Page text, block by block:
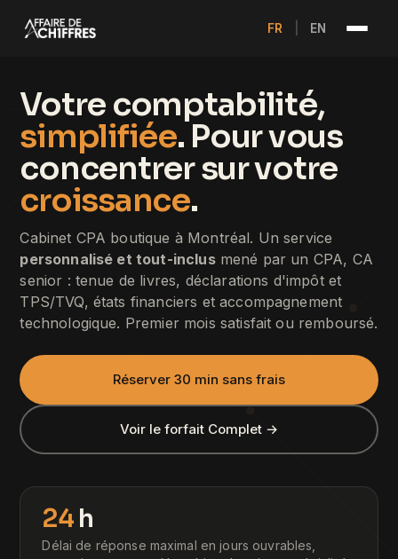
FR EN
Votre comptabilité,
simplifiée. Pour vous
concentrer sur votre
croissance.
Cabinet CPA boutique à Montréal. Un service
personnalisé et tout-inclusmené par un CPA, CA
senior : tenue de livres, déclarations d'impôt et
TPS/TVQ, états financiers et accompagnement
technologique. Premier mois satisfait ou remboursé.
Réserver 30 min sans frais
Voir le forfait Complet →
24 h
Délai de réponse maximal en jours ouvrables,